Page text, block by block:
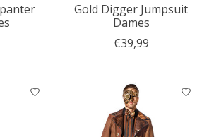
Gold Digger Jumpsuit
Dames
€39,99